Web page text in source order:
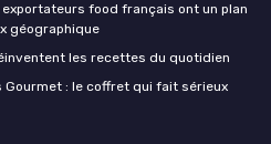
food français ont un plan
géographique
les recettes du quotidien
Gourmet : le coffret qui fait sérieux